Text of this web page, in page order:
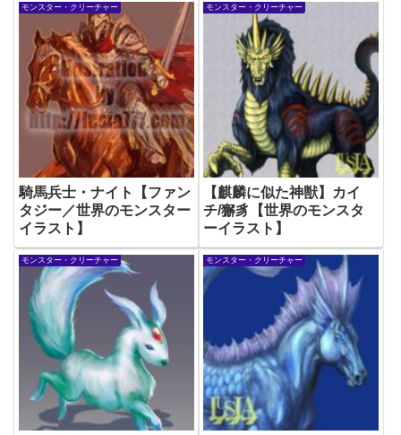
モンスター・クリーチャー
騎馬兵士・ナイト【ファン
タジー／世界のモンスター
イラスト】
モンスター・クリーチャー
【麒麟に似た神獣】カイ
チ/獬豸【世界のモンスタ
ーイラスト】
モンスター・クリーチャー モンスター・クリーチャー